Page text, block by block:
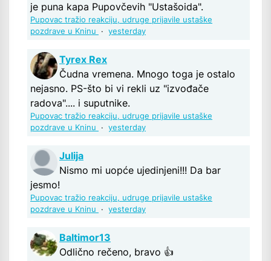
je puna kapa Pupovčevih "Ustašoida".
Pupovac tražio reakciju, udruge prijavile ustaške
pozdrave u Kninu
· yesterday
Tyrex Rex
Čudna vremena. Mnogo toga je ostalo
nejasno. PS-što bi vi rekli uz "izvođače
radova".... i suputnike.
Pupovac tražio reakciju, udruge prijavile ustaške
pozdrave u Kninu
· yesterday
Julija
Nismo mi uopće ujedinjeni!!! Da bar
jesmo!
Pupovac tražio reakciju, udruge prijavile ustaške
pozdrave u Kninu
· yesterday
Baltimor13
Odlično rečeno, bravo 👍